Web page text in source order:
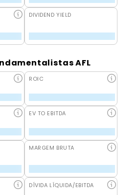
DIVIDEND YIELD
AFL
ROIC
EV TO EBITDA
MARGEM BRUTA
DÍVIDA LÍQUIDA/EBITDA